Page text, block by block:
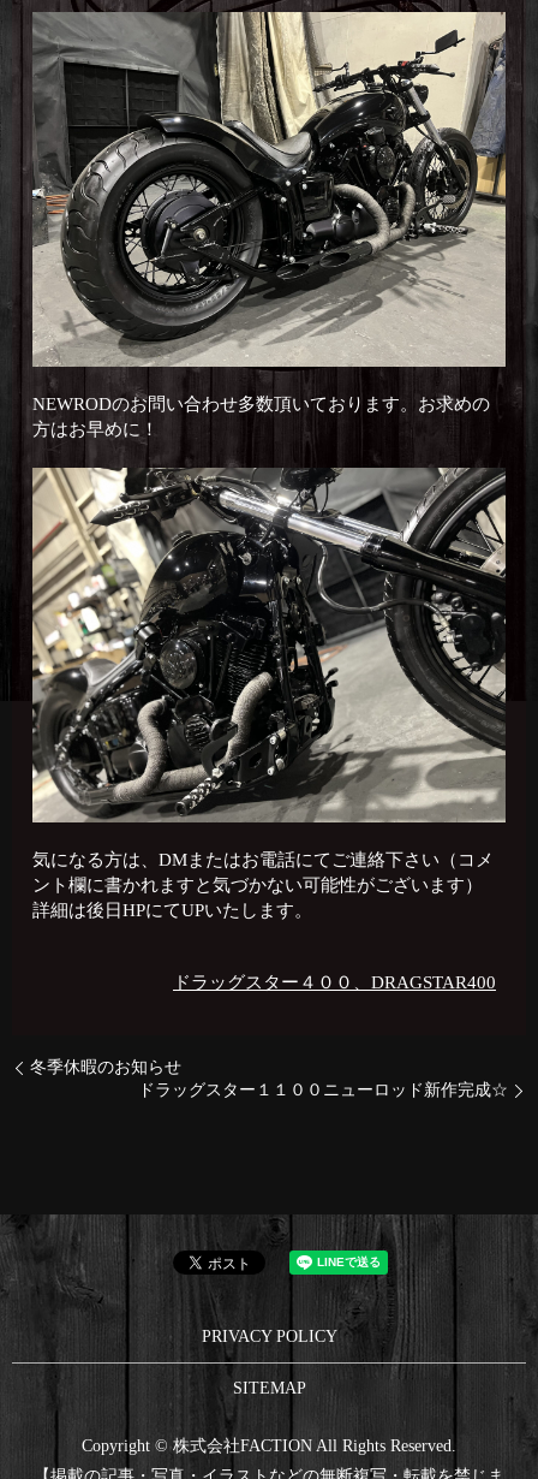
NEWRODのお問い合わせ多数頂いております。お求めの
方はお早めに！
気になる方は、DMまたはお電話にてご連絡下さい（コメ
ント欄に書かれますと気づかない可能性がございます）
詳細は後日HPにてUPいたします。
ドラッグスター４００、DRAGSTAR400
冬季休暇のお知らせ
ドラッグスター１１００ニューロッド新作完成☆
PRIVACY POLICY
SITEMAP
Copyright © 株式会社FACTION All Rights Reserved.